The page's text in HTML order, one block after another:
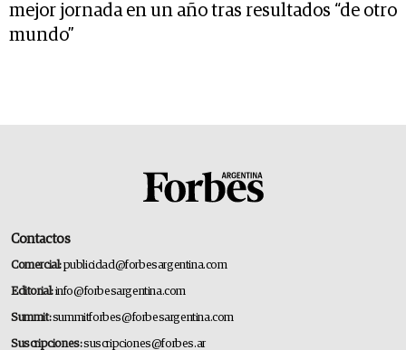
mejor jornada en un año tras resultados “de otro
mundo”
Contactos
Comercial:publicidad@forbesargentina.com
Editorial:info@forbesargentina.com
Summit:summitforbes@forbesargentina.com
Suscripciones:suscripciones@forbes.ar